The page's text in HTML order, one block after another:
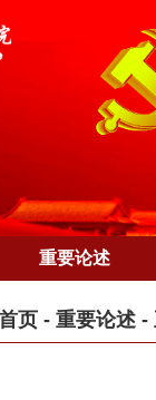
重要论述
页 - 重要论述 -